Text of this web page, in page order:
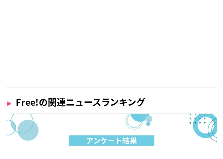
Free!の関連ニュースランキング